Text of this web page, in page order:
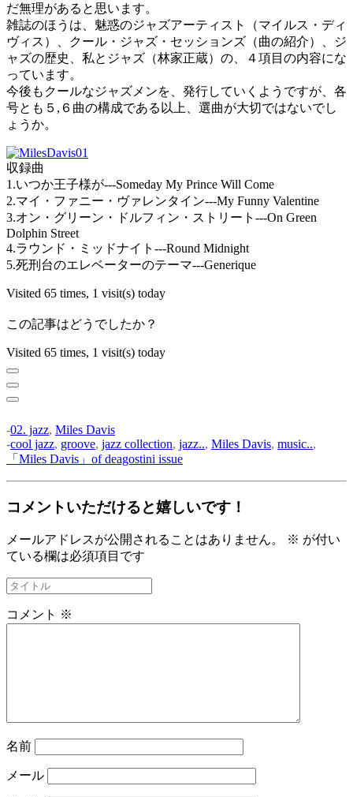
だ無理があると思います。
雑誌のほうは、魅惑のジャズアーティスト（マイルス・ディ
ヴィス）、クール・ジャズ・セッションズ（曲の紹介）、ジ
ャズの歴史、私とジャズ（林家正蔵）の、４項目の内容にな
っています。
今後もクールなジャズメンを、発行していくようですが、各
号とも５,６曲の構成である以上、選曲が大切ではないでし
ょうか。
収録曲
1.いつか王子様が---Someday My Prince Will Come
2.マイ・ファニー・ヴァレンタイン---My Funny Valentine
3.オン・グリーン・ドルフィン・ストリート---On Green
Dolphin Street
4.ラウンド・ミッドナイト---Round Midnight
5.死刑台のエレベーターのテーマ---Generique
Visited 65 times, 1 visit(s) today
この記事はどうでしたか？
Visited 65 times, 1 visit(s) today
-02. jazz, Miles Davis
-cool jazz, groove, jazz collection, jazz.., Miles Davis, music..,
「Miles Davis」of deagostini issue
コメントいただけると嬉しいです！
メールアドレスが公開されることはありません。 ※ が付い
ている欄は必須項目です
コメント ※
名前
メール